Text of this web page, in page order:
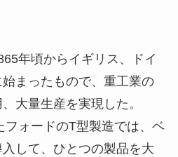
年頃からイギリス、ドイ
まったもので、重工業の
大量生産を実現した。
フォードのT型製造では、ベ
して、ひとつの製品を大